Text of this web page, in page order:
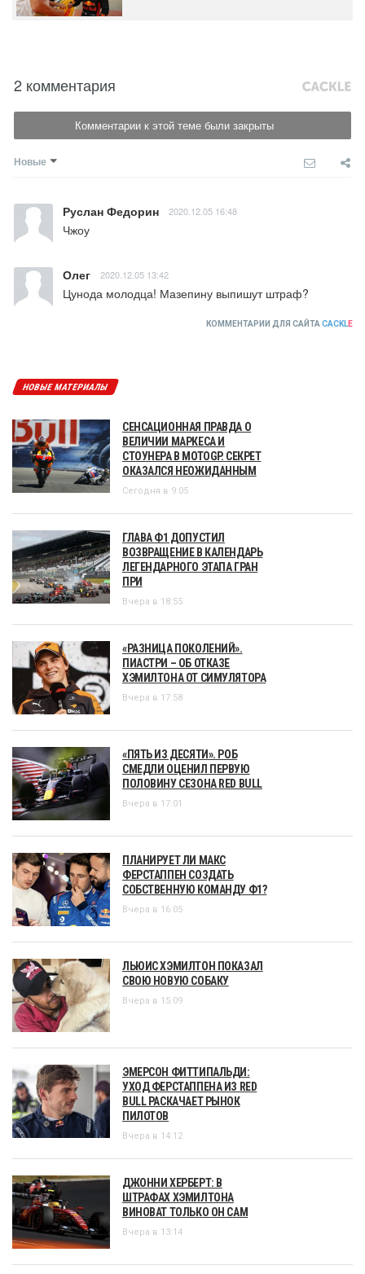
2 комментария
Комментарии к этой теме были закрыты
Новые
Руслан Федорин 2020.12.05 16:48
Чжоу
Олег 2020.12.05 13:42
Цунода молодца! Мазепину выпишут штраф?
КОММЕНТАРИИ ДЛЯ САЙТА CACKLE
НОВЫЕ МАТЕРИАЛЫ
СЕНСАЦИОННАЯ ПРАВДА О
ВЕЛИЧИИ МАРКЕСА И
СТОУНЕРА В MOTOGP. СЕКРЕТ
ОКАЗАЛСЯ НЕОЖИДАННЫМ
Сегодня в 9:05
ГЛАВА Ф1 ДОПУСТИЛ
ВОЗВРАЩЕНИЕ В КАЛЕНДАРЬ
ЛЕГЕНДАРНОГО ЭТАПА ГРАН
ПРИ
Вчера в 18:55
«РАЗНИЦА ПОКОЛЕНИЙ».
ПИАСТРИ – ОБ ОТКАЗЕ
ХЭМИЛТОНА ОТ СИМУЛЯТОРА
Вчера в 17:58
«ПЯТЬ ИЗ ДЕСЯТИ». РОБ
СМЕДЛИ ОЦЕНИЛ ПЕРВУЮ
ПОЛОВИНУ СЕЗОНА RED BULL
Вчера в 17:01
ПЛАНИРУЕТ ЛИ МАКС
ФЕРСТАППЕН СОЗДАТЬ
СОБСТВЕННУЮ КОМАНДУ Ф1?
Вчера в 16:05
ЛЬЮИС ХЭМИЛТОН ПОКАЗАЛ
СВОЮ НОВУЮ СОБАКУ
Вчера в 15:09
ЭМЕРСОН ФИТТИПАЛЬДИ:
УХОД ФЕРСТАППЕНА ИЗ RED
BULL РАСКАЧАЕТ РЫНОК
ПИЛОТОВ
Вчера в 14:12
ДЖОННИ ХЕРБЕРТ: В
ШТРАФАХ ХЭМИЛТОНА
ВИНОВАТ ТОЛЬКО ОН САМ
Вчера в 13:14